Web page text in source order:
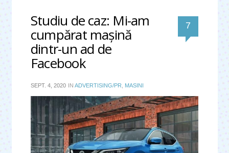
Studiu de caz: Mi-am
cumpărat maşină
dintr-un ad de
Facebook
7
SEPT. 4, 2020 IN ADVERTISING/PR MASINI